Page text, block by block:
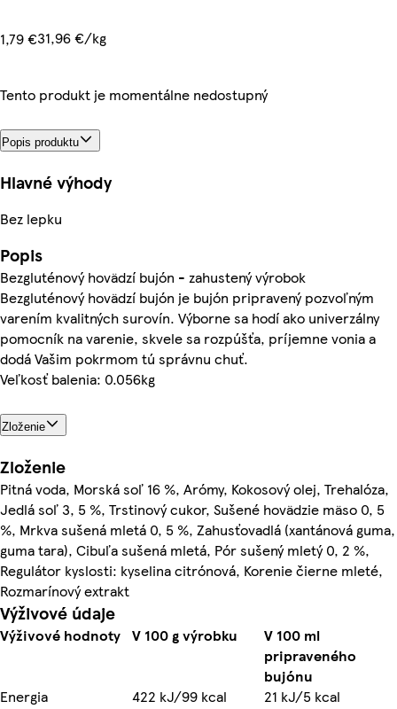
1,79 €31,96 €/kg
Tento produkt je momentálne nedostupný
Popis produktu
Hlavné výhody
Bez lepku
Popis
Bezgluténový hovädzí bujón - zahustený výrobok
Bezgluténový hovädzí bujón je bujón pripravený pozvoľným
varením kvalitných surovín. Výborne sa hodí ako univerzálny
pomocník na varenie, skvele sa rozpúšťa, príjemne vonia a
dodá Vašim pokrmom tú správnu chuť.
Veľkosť balenia: 0.056kg
Zloženie
Zloženie
Pitná voda, Morská soľ 16 %, Arómy, Kokosový olej, Trehalóza,
Jedlá soľ 3, 5 %, Trstinový cukor, Sušené hovädzie mäso 0, 5
%, Mrkva sušená mletá 0, 5 %, Zahusťovadlá (xantánová guma,
guma tara), Cibuľa sušená mletá, Pór sušený mletý 0, 2 %,
Regulátor kyslosti: kyselina citrónová, Korenie čierne mleté,
Rozmarínový extrakt
Výživové údaje
Výživové hodnoty V 100 g výrobku
V 100 ml
pripraveného
bujónu
Energia
422 kJ/99 kcal
21 kJ/5 kcal